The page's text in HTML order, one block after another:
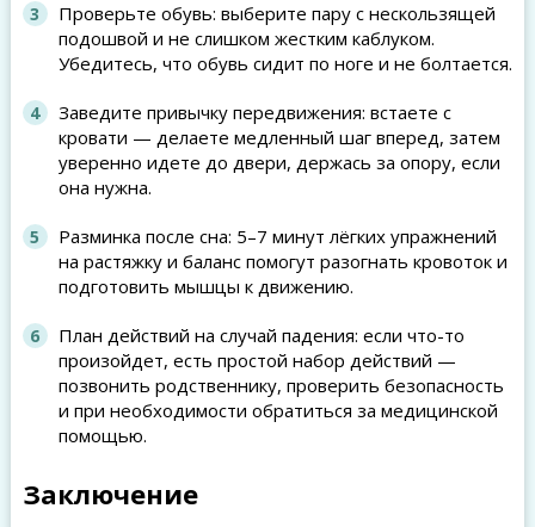
Проверьте обувь: выберите пару с нескользящей
подошвой и не слишком жестким каблуком.
Убедитесь, что обувь сидит по ноге и не болтается.
Заведите привычку передвижения: встаете с
кровати — делаете медленный шаг вперед, затем
уверенно идете до двери, держась за опору, если
она нужна.
Разминка после сна: 5–7 минут лёгких упражнений
на растяжку и баланс помогут разогнать кровоток и
подготовить мышцы к движению.
План действий на случай падения: если что-то
произойдет, есть простой набор действий —
позвонить родственнику, проверить безопасность
и при необходимости обратиться за медицинской
помощью.
Заключение